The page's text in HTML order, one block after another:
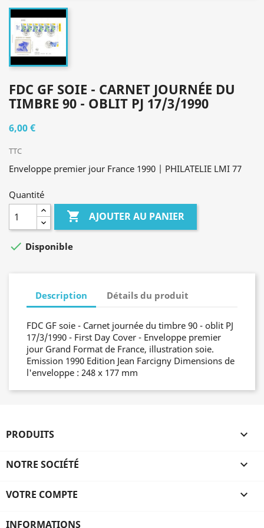
FDC GF SOIE - CARNET JOURNÉE DU
TIMBRE 90 - OBLIT PJ 17/3/1990
6,00 €
TTC
Enveloppe premier jour France 1990 | PHILATELIE LMI 77
Quantité
 AJOUTER AU PANIER
 Disponible
Description Détails du produit
FDC GF soie - Carnet journée du timbre 90 - oblit PJ
17/3/1990 - First Day Cover - Enveloppe premier
jour Grand Format de France, illustration soie.
Emission 1990 Edition Jean Farcigny Dimensions de
l'enveloppe : 248 x 177 mm
PRODUITS 
NOTRE SOCIÉTÉ 
VOTRE COMPTE 
INFORMATIONS